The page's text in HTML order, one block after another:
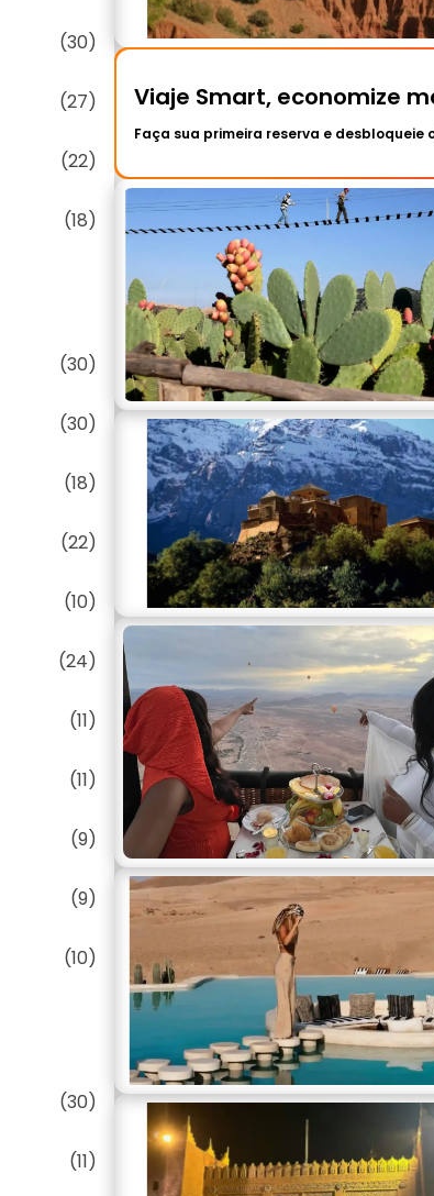
(30)
(27)
(22)
(18)
(30)
(30)
(18)
(22)
(10)
(24)
(11)
(11)
(9)
(9)
(10)
(30)
(11)
Viaje Smart, economize
Faça sua primeira reserva e desbloqueie